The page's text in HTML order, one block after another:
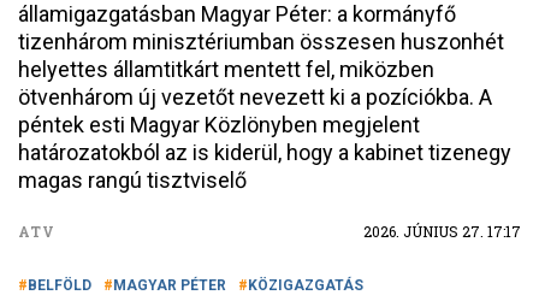
államigazgatásban Magyar Péter: a kormányfő
tizenhárom minisztériumban összesen huszonhét
helyettes államtitkárt mentett fel, miközben
ötvenhárom új vezetőt nevezett ki a pozíciókba. A
péntek esti Magyar Közlönyben megjelent
határozatokból az is kiderül, hogy a kabinet tizenegy
magas rangú tisztviselő
ATV 2026. JÚNIUS 27. 17:17
BELFÖLD MAGYAR PÉTER
KÖZIGAZGATÁS